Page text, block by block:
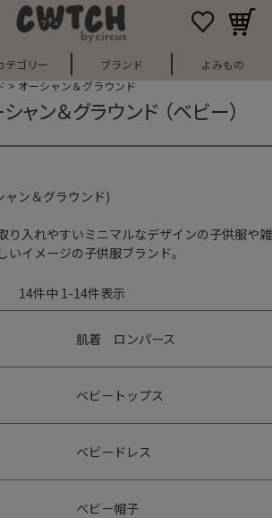
テゴリー ブランド
よみもの
オーシャン＆グラウンド
ャン＆グラウンド （ベビー）
ン＆グラウンド)
り入れやすいミニマルなデザインの子供服や雑
イメージの子供服ブランド。
14件中 1-14件表示
肌着 ロンパース
ベビートップス
ベビードレス
ベビー帽子